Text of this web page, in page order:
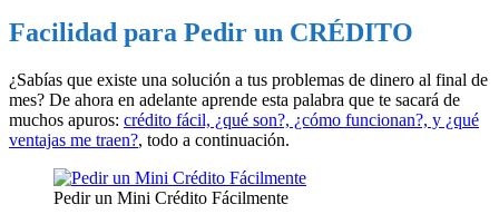
Facilidad para Pedir un CRÉDITO
¿Sabías que existe una solución a tus problemas de dinero al final de
mes? De ahora en adelante aprende esta palabra que te sacará de
muchos apuros: crédito fácil, ¿qué son?, ¿cómo funcionan?, y ¿qué
ventajas me traen?, todo a continuación.
Pedir un Mini Crédito Fácilmente